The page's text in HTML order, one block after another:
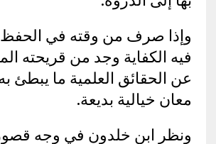
وإذا صرف من وقته في الحفظ
فيه الكفاية وجد من قريحته
عن الحقائق العلمية ما يبطئ
معان خيالية بديعة.
ونظر ابن خلدون في وجه